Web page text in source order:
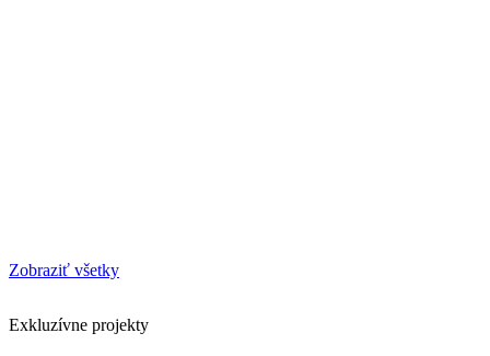
Zobraziť všetky
Exkluzívne projekty